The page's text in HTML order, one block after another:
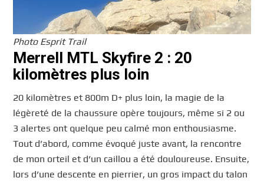
Photo Esprit Trail
Merrell MTL Skyfire 2 : 20
kilomètres plus loin
20 kilomètres et 800m D+ plus loin, la magie de la
légèreté de la chaussure opère toujours, même si 2 ou
3 alertes ont quelque peu calmé mon enthousiasme.
Tout d’abord, comme évoqué juste avant, la rencontre
de mon orteil et d’un caillou a été douloureuse. Ensuite,
lors d’une descente en pierrier, un gros impact du talon